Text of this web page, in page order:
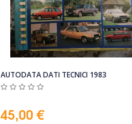
AUTODATA DATI TECNICI 1983
45,00 €